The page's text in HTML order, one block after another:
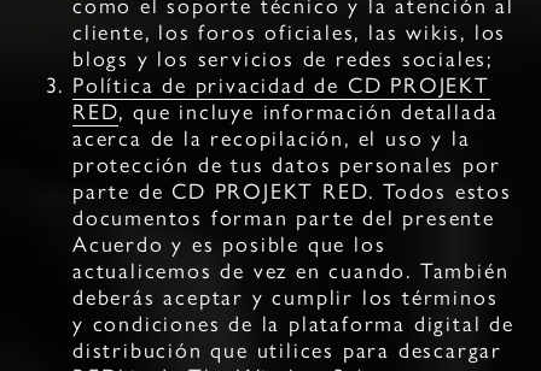
como el soporte técnico y la atención al
cliente, los foros oficiales, las wikis, los
blogs y los servicios de redes sociales;
Política de privacidad de CD PROJEKT
RED, que incluye información detallada
acerca de la recopilación, el uso y la
protección de tus datos personales por
parte de CD PROJEKT RED. Todos estos
documentos forman parte del presente
Acuerdo y es posible que los
actualicemos de vez en cuando. También
deberás aceptar y cumplir los términos
y condiciones de la plataforma digital de
distribución que utilices para descargar